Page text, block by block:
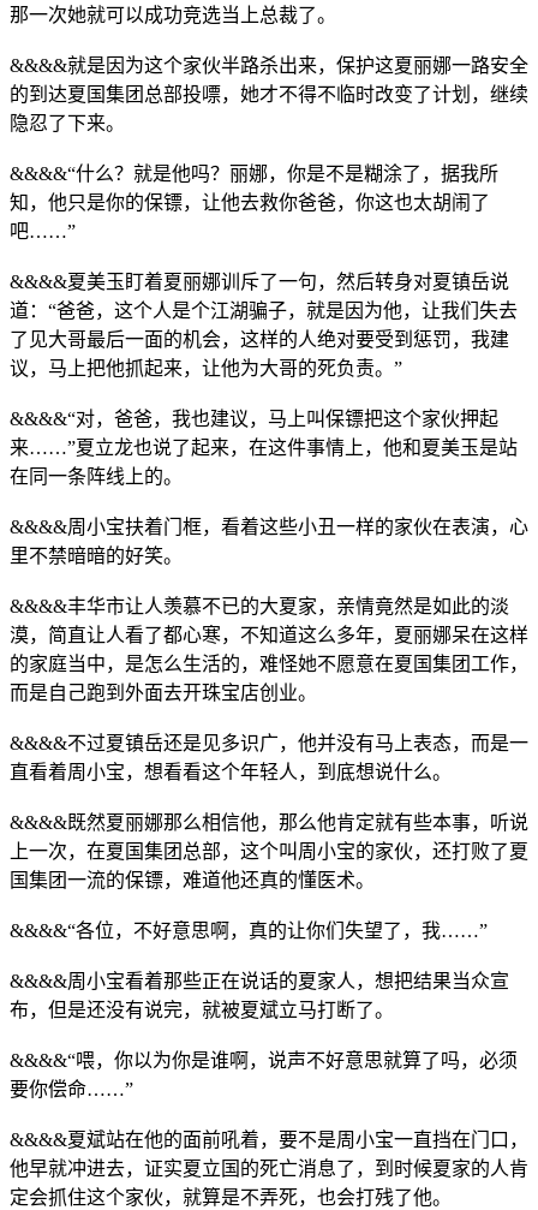
那一次她就可以成功竞选当上总裁了。
&&&&就是因为这个家伙半路杀出来，保护这夏丽娜一路安全
的到达夏国集团总部投嘌，她才不得不临时改变了计划，继续
隐忍了下来。
&&&&“什么？就是他吗？丽娜，你是不是糊涂了，据我所
知，他只是你的保镖，让他去救你爸爸，你这也太胡闹了
吧……”
&&&&夏美玉盯着夏丽娜训斥了一句，然后转身对夏镇岳说
道：“爸爸，这个人是个江湖骗子，就是因为他，让我们失去
了见大哥最后一面的机会，这样的人绝对要受到惩罚，我建
议，马上把他抓起来，让他为大哥的死负责。”
&&&&“对，爸爸，我也建议，马上叫保镖把这个家伙押起
来……”夏立龙也说了起来，在这件事情上，他和夏美玉是站
在同一条阵线上的。
&&&&周小宝扶着门框，看着这些小丑一样的家伙在表演，心
里不禁暗暗的好笑。
&&&&丰华市让人羡慕不已的大夏家，亲情竟然是如此的淡
漠，简直让人看了都心寒，不知道这么多年，夏丽娜呆在这样
的家庭当中，是怎么生活的，难怪她不愿意在夏国集团工作，
而是自己跑到外面去开珠宝店创业。
&&&&不过夏镇岳还是见多识广，他并没有马上表态，而是一
直看着周小宝，想看看这个年轻人，到底想说什么。
&&&&既然夏丽娜那么相信他，那么他肯定就有些本事，听说
上一次，在夏国集团总部，这个叫周小宝的家伙，还打败了夏
国集团一流的保镖，难道他还真的懂医术。
&&&&“各位，不好意思啊，真的让你们失望了，我……”
&&&&周小宝看着那些正在说话的夏家人，想把结果当众宣
布，但是还没有说完，就被夏斌立马打断了。
&&&&“喂，你以为你是谁啊，说声不好意思就算了吗，必须
要你偿命……”
&&&&夏斌站在他的面前吼着，要不是周小宝一直挡在门口，
他早就冲进去，证实夏立国的死亡消息了，到时候夏家的人肯
定会抓住这个家伙，就算是不弄死，也会打残了他。